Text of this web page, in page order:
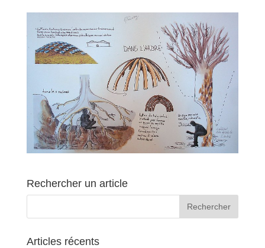
Rechercher un article
Articles récents